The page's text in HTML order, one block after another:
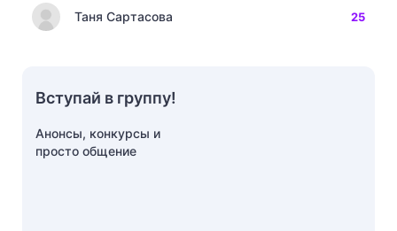
Таня Сартасова 25
Вступай в группу!
Анонсы, конкурсы и
просто общение